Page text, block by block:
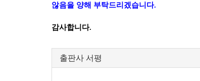
않음을 양해 부탁드리겠습니다.
감사합니다.
출판사 서평